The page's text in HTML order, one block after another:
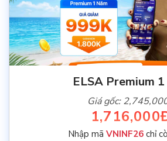
ELSA Premium
Giá gốc:
Nhập mã VNINF26chỉ